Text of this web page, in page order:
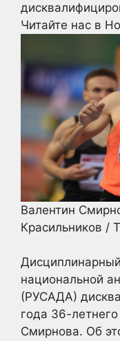
Читайте нас в
Валентин
Красильников /
национальной
(РУСАДА)
года 36-
Смирнова. Об